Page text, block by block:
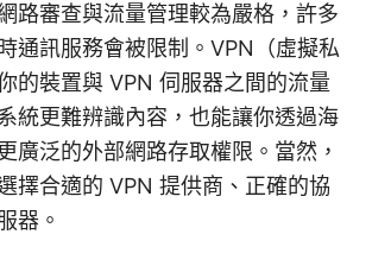
路審查與流量管理較為嚴格，許多
通訊服務會被限制。VPN（虛擬私
的裝置與 VPN 伺服器之間的流量
統更難辨識內容，也能讓你透過海
廣泛的外部網路存取權限。當然，
擇合適的 VPN 提供商、正確的協
器。